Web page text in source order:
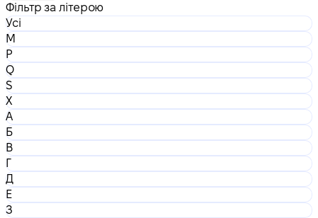
Фільтр за літерою
Усі
M
P
Q
S
X
А
Б
В
Г
Д
Е
З